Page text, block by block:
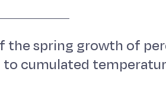
the spring growth of
cumulated